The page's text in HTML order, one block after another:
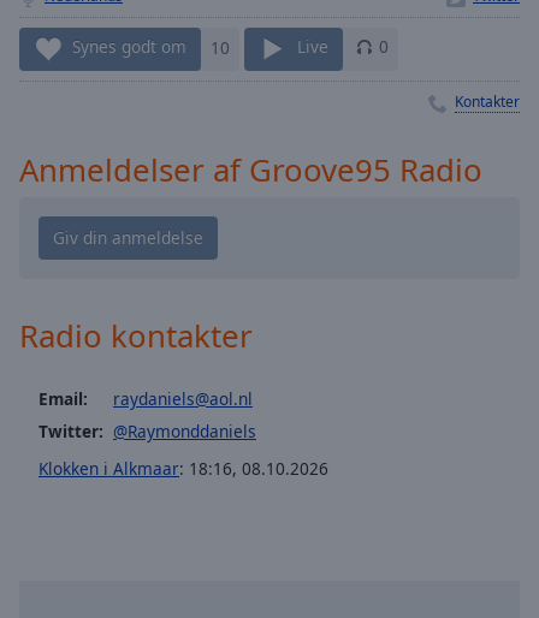
currently
behind
LIVE
Remaining
1x
Playback
Rate
Chapters
descriptions
off,
selected
Synes godt om 10 Live 0
Kontakter
Anmeldelser af Groove95 Radio
Radio kontakter
Email:
raydaniels@aol.nl
Twitter: @Raymonddaniels
Klokken i Alkmaar: 18:16, 08.10.2026